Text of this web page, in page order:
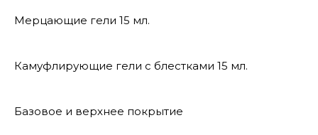
Мерцающие гели 15 мл.
Камуфлирующие гели с блестками 15 мл.
Базовое и верхнее покрытие